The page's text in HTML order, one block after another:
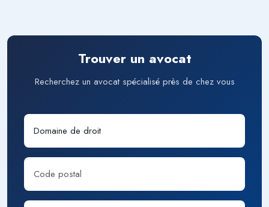
Trouver un avocat
Recherchez un avocat spécialisé près de chez vous